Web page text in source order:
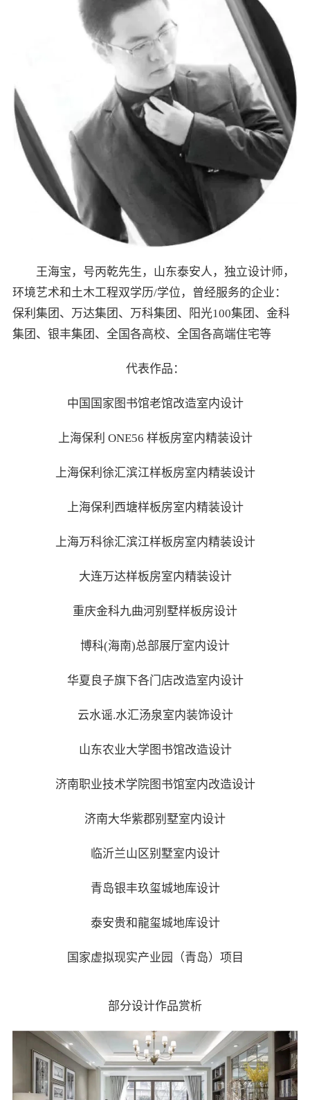
王海宝，号丙乾先生，山东泰安人，独立设计师，
环境艺术和土木工程双学历/学位，曾经服务的企业：
保利集团、万达集团、万科集团、阳光100集团、金科
集团、银丰集团、全国各高校、全国各高端住宅等
代表作品：
中国国家图书馆老馆改造室内设计
上海保利 ONE56 样板房室内精装设计
上海保利徐汇滨江样板房室内精装设计
上海保利西塘样板房室内精装设计
上海万科徐汇滨江样板房室内精装设计
大连万达样板房室内精装设计
重庆金科九曲河别墅样板房设计
博科(海南)总部展厅室内设计
华夏良子旗下各门店改造室内设计
云水谣.水汇汤泉室内装饰设计
山东农业大学图书馆改造设计
济南职业技术学院图书馆室内改造设计
济南大华紫郡别墅室内设计
临沂兰山区别墅室内设计
青岛银丰玖玺城地库设计
泰安贵和龍玺城地库设计
国家虚拟现实产业园（青岛）项目
部分设计作品赏析